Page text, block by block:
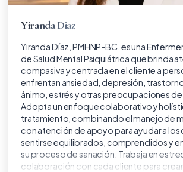
Yiranda Diaz
Yiranda Díaz, PMHNP-BC, es una
de Salud Mental Psiquiátrica que brinda
compasiva y centrada en el cliente a
enfrentan ansiedad, depresión,
ánimo, estrés y otras preocupaciones de
Adopta un enfoque colaborativo y
tratamiento, combinando el manejo de
con atención de apoyo para ayudar a los
sentirse equilibrados, comprendidos y
su proceso de sanación. Trabaja en
colaboración con cada cliente para